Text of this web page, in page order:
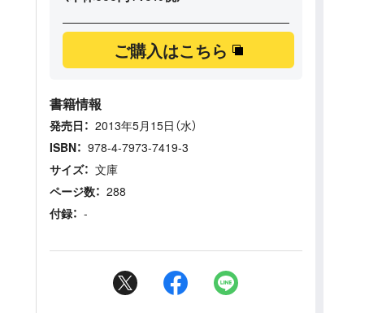
ご購入はこちら
書籍情報
発売日： 2013年5月15日（水）
ISBN： 978-4-7973-7419-3
サイズ： 文庫
ページ数： 288
付録： -